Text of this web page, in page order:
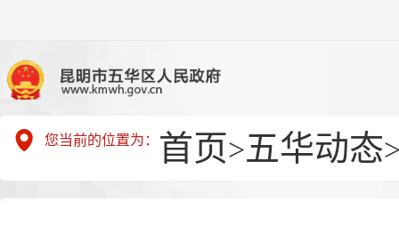
您当前的位置为： 首页>五华动态